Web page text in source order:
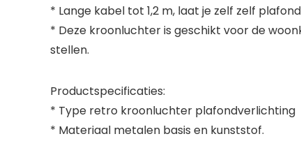
* Lange kabel tot 1,2 m, laat je zelf zelf
* Deze kroonluchter is geschikt voor de
stellen.
Productspecificaties:
* Type retro kroonluchter plafondverlichting
* Materiaal metalen basis en kunststof.